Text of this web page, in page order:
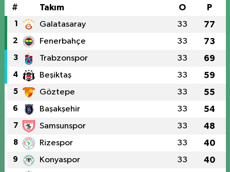
# Takım O P
1 Galatasaray 33 77
2 Fenerbahçe 33 73
3 Trabzonspor 33 69
4 Beşiktaş 33 59
5 Göztepe 33 55
6 Başakşehir 33 54
7 Samsunspor 33 48
8 Rizespor 33 40
9 Konyaspor 33 40